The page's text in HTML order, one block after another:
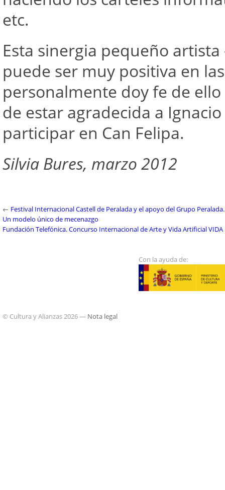
etc.
Esta sinergia pequeño
puede ser muy positiva en
personalmente doy fe de
de estar agradecida a
participar en Can Felipa.
Silvia Bures, marzo 2012
← Festival Internacional Castell de Peralada y el apoyo del Grupo Peralada.
Un modelo único de mecenazgo
Fundación Telefónica. Concurso Internacional de Arte y Vida Artificial VIDA
Con la ayuda de:
© Cultura y Alianzas 2026 — Nota legal